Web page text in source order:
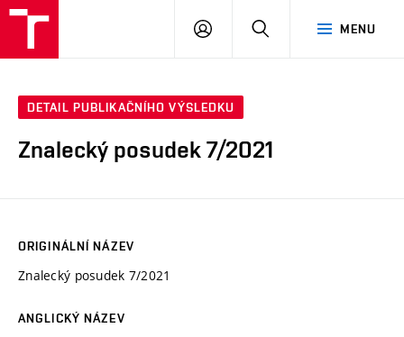
MENU
PŘIHLÁSIT
DETAIL PUBLIKAČNÍHO VÝSLEDKU
Znalecký posudek 7/2021
ORIGINÁLNÍ NÁZEV
Znalecký posudek 7/2021
ANGLICKÝ NÁZEV